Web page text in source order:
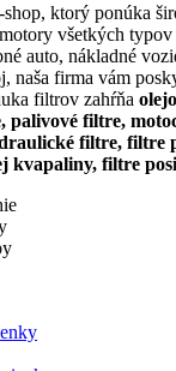
shop, ktorý ponúka
všetkých
auto, nákladné
naša firma vám
filtrov zahŕňa
palivové filtre,
filtre, filtre
kvapaliny, filtre